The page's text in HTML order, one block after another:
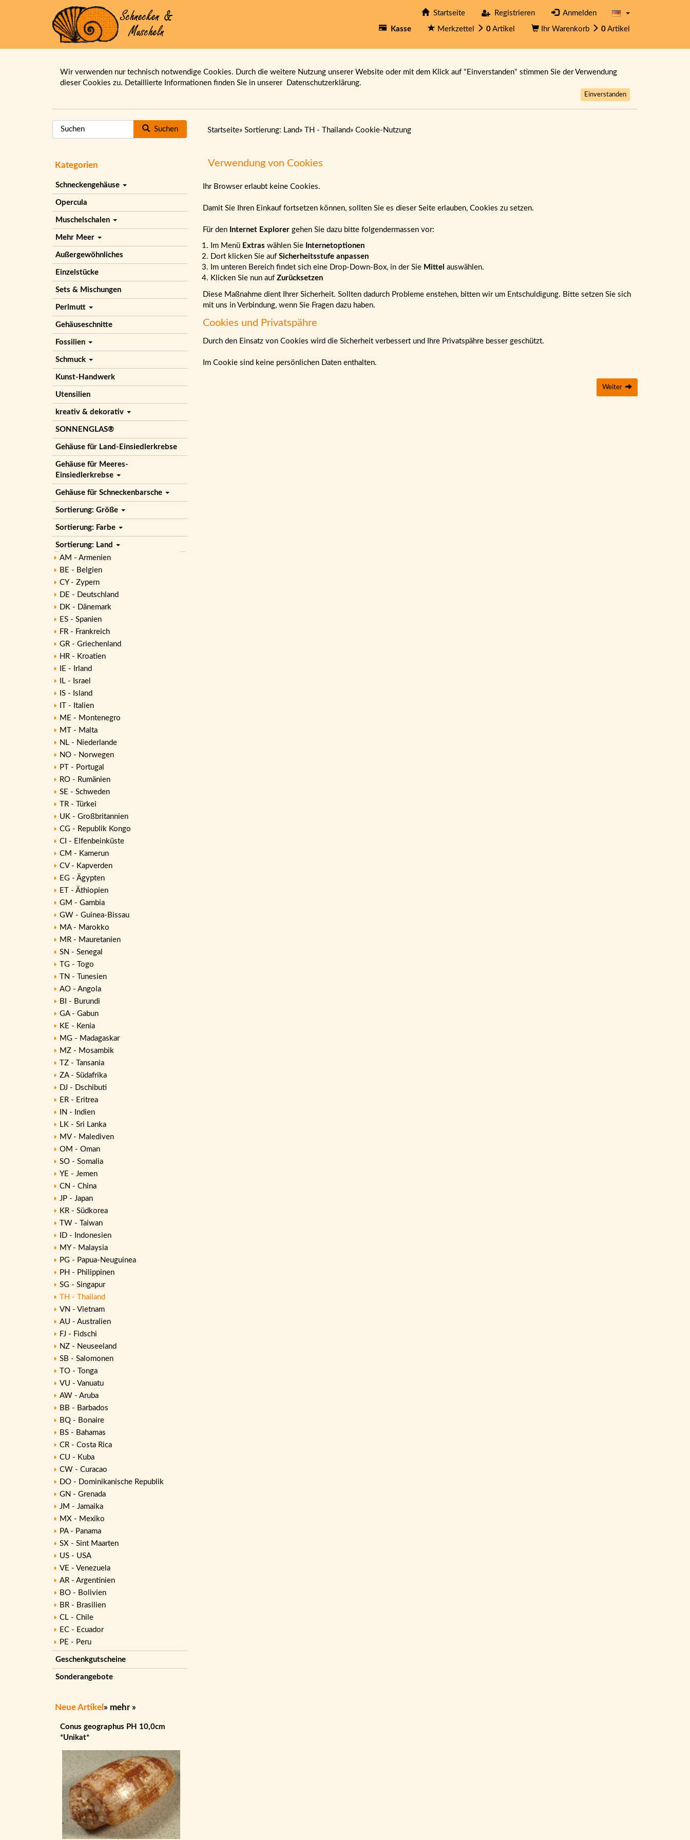
Startseite Registrieren Anmelden
Kasse Merkzettel 0 Artikel Ihr Warenkorb 0 Artikel
Wir verwenden nur technisch notwendige Cookies. Durch die weitere Nutzung unserer Website oder mit dem Klick auf "Einverstanden" stimmen Sie der Verwendung
dieser Cookies zu. Detaillierte Informationen finden Sie in unserer Datenschutzerklärung.
Einverstanden
Suchen
Kategorien
Schneckengehäuse
Opercula
Muschelschalen
Mehr Meer
Außergewöhnliches
Einzelstücke
Sets & Mischungen
Perlmutt
Gehäuseschnitte
Fossilien
Schmuck
Kunst-Handwerk
Utensilien
kreativ & dekorativ
SONNENGLAS®
Gehäuse für Land-Einsiedlerkrebse
Gehäuse für Meeres-
Einsiedlerkrebse
Gehäuse für Schneckenbarsche
Sortierung: Größe
Sortierung: Farbe
Sortierung: Land
AM - Armenien
BE - Belgien
CY - Zypern
DE - Deutschland
DK - Dänemark
ES - Spanien
FR - Frankreich
GR - Griechenland
HR - Kroatien
IE - Irland
IL - Israel
IS - Island
IT - Italien
ME - Montenegro
MT - Malta
NL - Niederlande
NO - Norwegen
PT - Portugal
RO - Rumänien
SE - Schweden
TR - Türkei
UK - Großbritannien
CG - Republik Kongo
CI - Elfenbeinküste
CM - Kamerun
CV - Kapverden
EG - Ägypten
ET - Äthiopien
GM - Gambia
GW - Guinea-Bissau
MA - Marokko
MR - Mauretanien
SN - Senegal
TG - Togo
TN - Tunesien
AO - Angola
BI - Burundi
GA - Gabun
KE - Kenia
MG - Madagaskar
MZ - Mosambik
TZ - Tansania
ZA - Südafrika
DJ - Dschibuti
ER - Eritrea
IN - Indien
LK - Sri Lanka
MV - Malediven
OM - Oman
SO - Somalia
YE - Jemen
CN - China
JP - Japan
KR - Südkorea
TW - Taiwan
ID - Indonesien
MY - Malaysia
PG - Papua-Neuguinea
PH - Philippinen
SG - Singapur
TH - Thailand
VN - Vietnam
AU - Australien
FJ - Fidschi
NZ - Neuseeland
SB - Salomonen
TO - Tonga
VU - Vanuatu
AW - Aruba
BB - Barbados
BQ - Bonaire
BS - Bahamas
CR - Costa Rica
CU - Kuba
CW - Curacao
DO - Dominikanische Republik
GN - Grenada
JM - Jamaika
MX - Mexiko
PA - Panama
SX - Sint Maarten
US - USA
VE - Venezuela
AR - Argentinien
BO - Bolivien
BR - Brasilien
CL - Chile
EC - Ecuador
PE - Peru
Geschenkgutscheine
Sonderangebote
Neue Artikel » mehr »
Conus geographus PH 10,0cm
*Unikat*
Startseite» Sortierung: Land» TH - Thailand» Cookie-Nutzung
Verwendung von Cookies
Ihr Browser erlaubt keine Cookies.
Damit Sie Ihren Einkauf fortsetzen können, sollten Sie es dieser Seite erlauben, Cookies zu setzen.
Für den Internet Explorergehen Sie dazu bitte folgendermassen vor:
Im Menü Extras wählen Sie Internetoptionen
Dort klicken Sie auf Sicherheitsstufe anpassen
Im unteren Bereich findet sich eine Drop-Down-Box, in der Sie Mittel auswählen.
Klicken Sie nun auf Zurücksetzen
Diese Maßnahme dient Ihrer Sicherheit. Sollten dadurch Probleme enstehen, bitten wir um Entschuldigung. Bitte setzen Sie sich
mit uns in Verbindung, wenn Sie Fragen dazu haben.
Cookies und Privatspähre
Durch den Einsatz von Cookies wird die Sicherheit verbessert und Ihre Privatspähre besser geschützt.
Im Cookie sind keine persönlichen Daten enthalten.
Weiter